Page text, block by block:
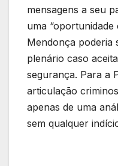
mensagens a seu
uma
Mendonça poderia
plenário caso
segurança. Para a
articulação
apenas de uma
sem qualquer